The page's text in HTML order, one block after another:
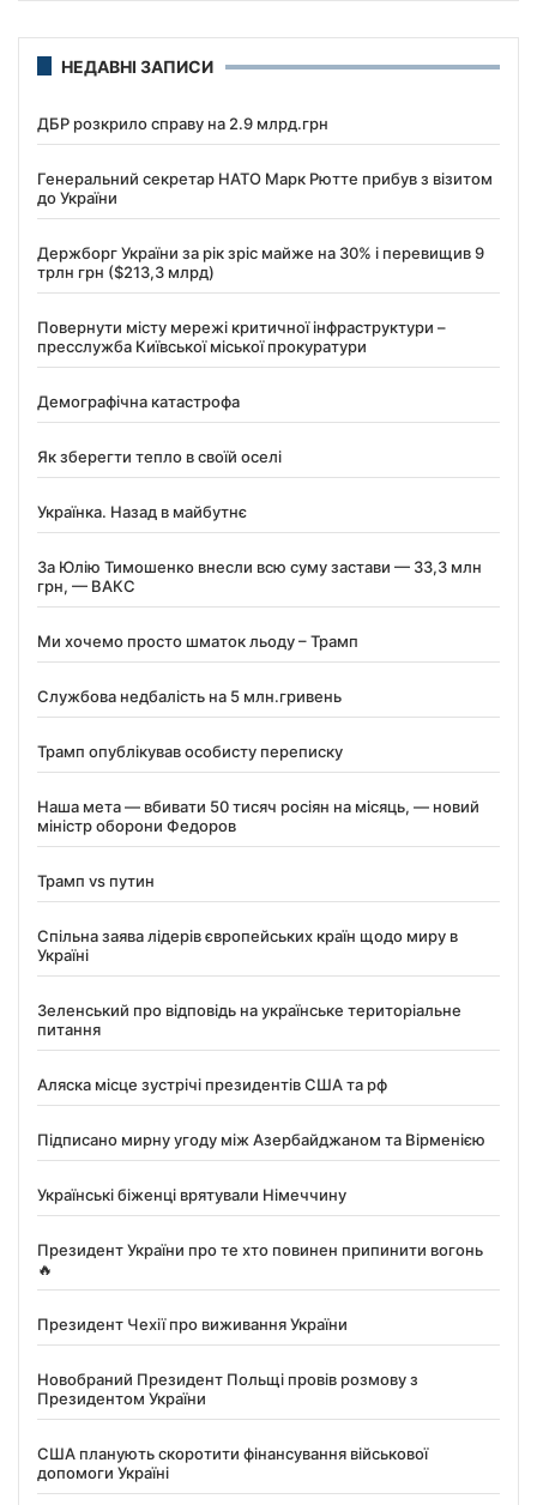
НЕДАВНІ ЗАПИСИ
ДБР розкрило справу на 2.9 млрд.грн
Генеральний секретар НАТО Марк Рютте прибув з візитом
до України
Держборг України за рік зріс майже на 30% і перевищив 9
трлн грн ($213,3 млрд)
Повернути місту мережі критичної інфраструктури –
пресслужба Київської міської прокуратури
Демографічна катастрофа
Як зберегти тепло в своїй оселі
Українка. Назад в майбутнє
За Юлію Тимошенко внесли всю суму застави — 33,3 млн
грн, — ВАКС
Ми хочемо просто шматок льоду – Трамп
Службова недбалість на 5 млн.гривень
Трамп опублікував особисту переписку
Наша мета — вбивати 50 тисяч росіян на місяць, — новий
міністр оборони Федоров
Трамп vs путин
Спільна заява лідерів європейських країн щодо миру в
Україні
Зеленський про відповідь на українське територіальне
питання
Аляска місце зустрічі президентів США та рф
Підписано мирну угоду між Азербайджаном та Вірменією
Українські біженці врятували Німеччину
Президент України про те хто повинен припинити вогонь
🔥
Президент Чехії про виживання України
Новобраний Президент Польщі провів розмову з
Президентом України
США планують скоротити фінансування військової
допомоги Україні